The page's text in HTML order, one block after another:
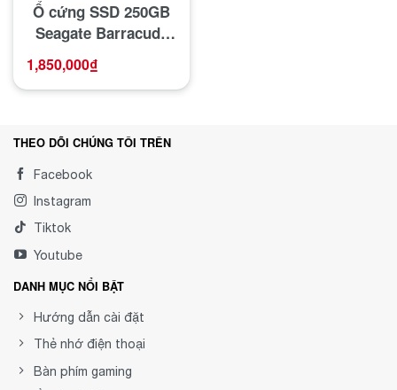
Ổ cứng SSD 250GB
Seagate Barracuda
cao cấp tốc độ cao
1,850,000₫
THEO DÕI CHÚNG TÔI TRÊN
Facebook
Instagram
Tiktok
Youtube
DANH MỤC NỔI BẬT
Hướng dẫn cài đặt
Thẻ nhớ điện thoại
Bàn phím gaming